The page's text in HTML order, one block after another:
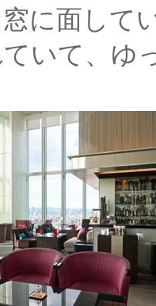
に面して
いて、ゆ